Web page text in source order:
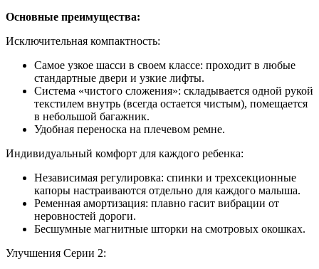
Основные преимущества:
Исключительная компактность:
Самое узкое шасси в своем классе: проходит в любые
стандартные двери и узкие лифты.
Система «чистого сложения»: складывается одной рукой
текстилем внутрь (всегда остается чистым), помещается
в небольшой багажник.
Удобная переноска на плечевом ремне.
Индивидуальный комфорт для каждого ребенка:
Независимая регулировка: спинки и трехсекционные
капоры настраиваются отдельно для каждого малыша.
Ременная амортизация: плавно гасит вибрации от
неровностей дороги.
Бесшумные магнитные шторки на смотровых окошках.
Улучшения Серии 2: